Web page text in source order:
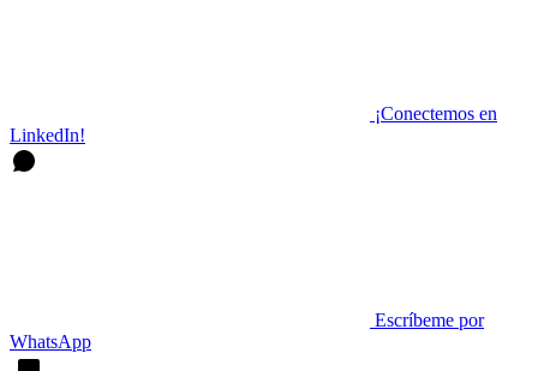
¡Conectemos en
LinkedIn!
Escríbeme por
WhatsApp